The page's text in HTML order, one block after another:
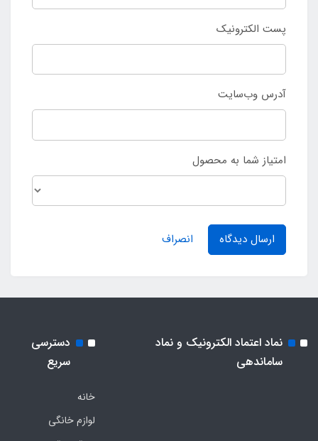
پست الکترونیک
آدرس وب‌سایت
امتیاز شما به محصول
ارسال دیدگاه انصراف
نماد اعتماد الکترونیک و نماد
ساماندهی
دسترسی
سریع
خانه
لوازم خانگی